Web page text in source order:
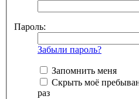
Пароль:
Забыли пароль?
Запомнить меня
Скрыть моё
раз